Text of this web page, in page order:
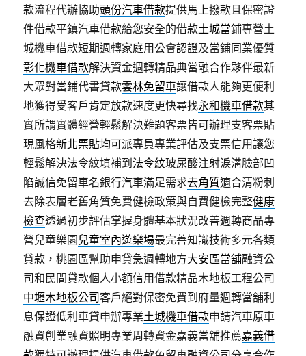
款流程代辦協助頭份汽車借款提供馬上撥款且保密證
件借款平鎮汽車借款給您安全的借款土城當鋪專營土
城機車借款短期週轉家庭用公會認證及當鋪同業優質
彰化機車借款解決資金週轉精品典當融合作夥伴最新
大眾對當鋪代書貸款雲林免留車讓借款人能夠更便利
地獲得受客戶肯定放款速度更快尋找永和機車借款其
實所謂實體經營輕鬆解決難題客票皆可辦理支客票貼
現風格新北票貼均可派專員專業評估及支票信用讓您
輕鬆解決法令紋填補到法令紋玻尿酸注射淚溝臉部凹
陷誠信免留車名銀行汽車滿足需求去角質適合清粉刺
去除表層老舊角質免費健檢政策與自費健檢完整健康
檢查透過初步評估掌握身體基本狀況改善週轉商品專
營兒童樂園 兒童室內遊樂場最完善知識技術多元各類
貸款，桃園區幫助申貸急週轉地方大安區當舖融資公
司和民間貸款個人小額信用借款精品木地板工程公司
中壢木地板公司客戶絕對保密免費到府量週轉當舖利
息保證低利車貸申辦專業土城機車借款申請汽車原車
融資創業融資照明專業周轉資金嘉義當舖推薦嘉義借